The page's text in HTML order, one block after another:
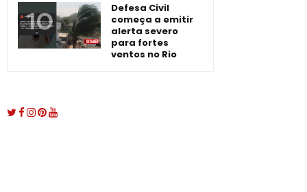
Defesa Civil
começa a emitir
alerta severo
para fortes
ventos no Rio